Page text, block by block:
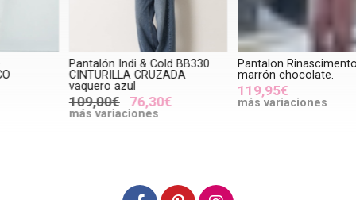
Pantalón Indi & Cold BB330
CINTURILLA CRUZADA
vaquero azul
76,30€
más variaciones
Pantalon Rinascimento satén
marrón chocolate.
más variaciones